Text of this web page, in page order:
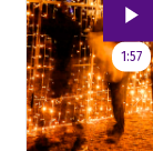
1:57